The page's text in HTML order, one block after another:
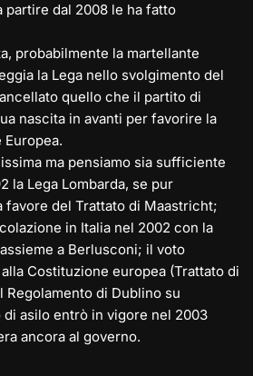
partire dal 2008 le ha fatto
probabilmente la martellante
la Lega nello svolgimento del
quello che il partito di
nascita in avanti per favorire la
Europea.
ma pensiamo sia sufficiente
la Lega Lombarda, se pur
favore del Trattato di Maastricht;
in Italia nel 2002 con la
a Berlusconi; il voto
Costituzione europea (Trattato di
Regolamento di Dublino su
asilo entrò in vigore nel 2003
ancora al governo.